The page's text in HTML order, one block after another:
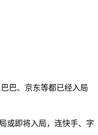
巴、京东等都已经入局
或即将入局，连快手、字